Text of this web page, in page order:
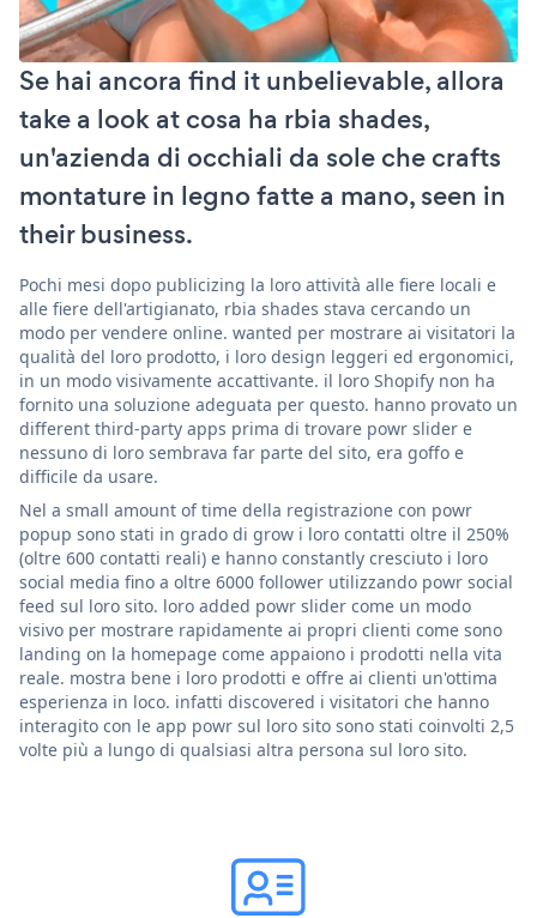
Se hai ancora find it unbelievable, allora
take a look at cosa ha rbia shades,
un'azienda di occhiali da sole che crafts
montature in legno fatte a mano, seen in
their business.
Pochi mesi dopo publicizing la loro attività alle fiere locali e
alle fiere dell'artigianato, rbia shades stava cercando un
modo per vendere online. wanted per mostrare ai visitatori la
qualità del loro prodotto, i loro design leggeri ed ergonomici,
in un modo visivamente accattivante. il loro Shopify non ha
fornito una soluzione adeguata per questo. hanno provato un
different third-party apps prima di trovare powr slider e
nessuno di loro sembrava far parte del sito, era goffo e
difficile da usare.
Nel a small amount of time della registrazione con powr
popup sono stati in grado di grow i loro contatti oltre il 250%
(oltre 600 contatti reali) e hanno constantly cresciuto i loro
social media fino a oltre 6000 follower utilizzando powr social
feed sul loro sito. loro added powr slider come un modo
visivo per mostrare rapidamente ai propri clienti come sono
landing on la homepage come appaiono i prodotti nella vita
reale. mostra bene i loro prodotti e offre ai clienti un'ottima
esperienza in loco. infatti discovered i visitatori che hanno
interagito con le app powr sul loro sito sono stati coinvolti 2,5
volte più a lungo di qualsiasi altra persona sul loro sito.